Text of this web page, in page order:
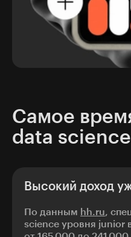
Самое
data science
Высокий доход
По данным hh.ru,
science уровня junior